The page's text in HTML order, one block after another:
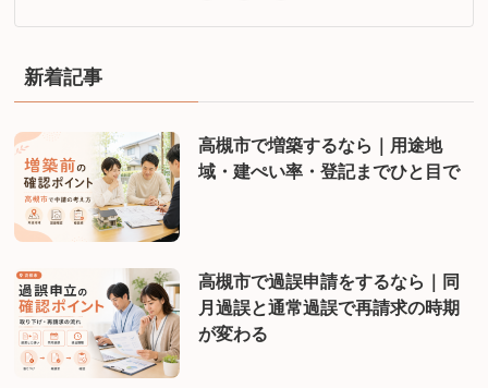
新着記事
高槻市で増築するなら｜用途地
域・建ぺい率・登記までひと目で
高槻市で過誤申請をするなら｜同
月過誤と通常過誤で再請求の時期
が変わる